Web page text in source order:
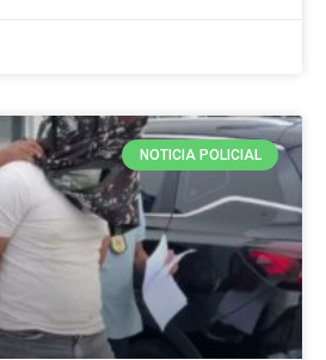
NOTICIA POLICIAL